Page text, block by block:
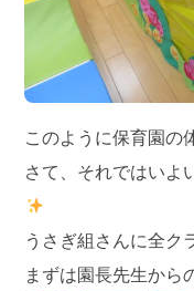
このように保育園の
さて、それではいよ
うさぎ組さんに全ク
まずは園長先生から